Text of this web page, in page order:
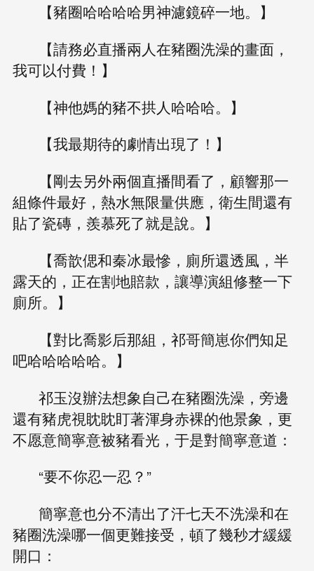
【豬圈哈哈哈哈男神濾鏡碎一地。】
【請務必直播兩人在豬圈洗澡的畫面，
我可以付費！】
【神他媽的豬不拱人哈哈哈。】
【我最期待的劇情出現了！】
【剛去另外兩個直播間看了，顧響那一
組條件最好，熱水無限量供應，衛生間還有
貼了瓷磚，羨慕死了就是說。】
【喬歆偲和秦冰最慘，廁所還透風，半
露天的，正在割地賠款，讓導演組修整一下
廁所。】
【對比喬影后那組，祁哥簡崽你們知足
吧哈哈哈哈哈。】
祁玉沒辦法想象自己在豬圈洗澡，旁邊
還有豬虎視眈眈盯著渾身赤裸的他景象，更
不愿意簡寧意被豬看光，于是對簡寧意道：
“要不你忍一忍？”
簡寧意也分不清出了汗七天不洗澡和在
豬圈洗澡哪一個更難接受，頓了幾秒才緩緩
開口：